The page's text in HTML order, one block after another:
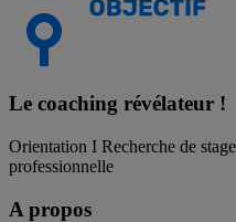
Le coaching révélateur !
Orientation I Recherche de
professionnelle
A propos